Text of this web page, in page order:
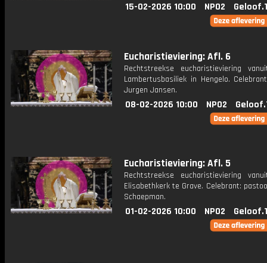
15-02-2026 10:00 NPO2
Eucharistieviering: Afl. 6
Rechtstreekse eucharistieviering
Lambertusbasiliek in Hengelo.
Jurgen Jansen.
08-02-2026 10:00 NPO2
Eucharistieviering: Afl. 5
Rechtstreekse eucharistieviering
Elisabethkerk te Grave. Celebrant:
Schaepman.
01-02-2026 10:00 NPO2